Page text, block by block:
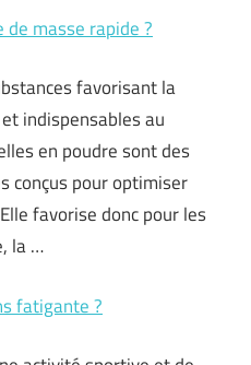
masse rapide ?
favorisant la
indispensables au
en poudre sont des
conçus pour optimiser
favorise donc pour les
la …
fatigante ?